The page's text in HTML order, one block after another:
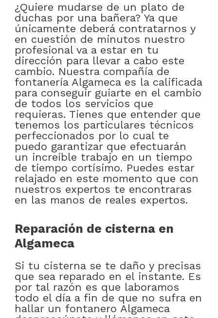
¿Quiere mudarse de un plato de
duchas por una bañera? Ya que
únicamente deberá contratarnos y
en cuestión de minutos nuestro
profesional va a estar en tu
dirección para llevar a cabo este
cambio. Nuestra compañía de
fontanería Algameca es la calificada
para conseguir guiarte en el cambio
de todos los servicios que
requieras. Tienes que entender que
tenemos los particulares técnicos
perfeccionados por lo cual te
puedo garantizar que efectuarán
un increíble trabajo en un tiempo
de tiempo cortísimo. Puedes estar
relajado en este momento que con
nuestros expertos te encontraras
en las manos de reales expertos.
Reparación de cisterna en
Algameca
Si tu cisterna se te daño y precisas
que sea reparado en el instante. Es
por tal razón es que laboramos
todo el día a fin de que no sufra en
hallar un fontanero Algameca